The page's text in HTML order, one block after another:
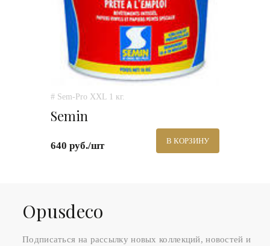
# Sem-Pro XXL 1 кг.
Semin
640 руб./шт В КОРЗИНУ
Оpusdeco
Подписаться на рассылку новых коллекций, новостей и